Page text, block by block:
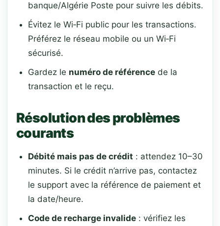
banque/Algérie Poste pour suivre les débits.
Évitez le Wi‑Fi public pour les transactions.
Préférez le réseau mobile ou un Wi‑Fi
sécurisé.
Gardez le numéro de référence de la
transaction et le reçu.
Résolution des problèmes
courants
Débité mais pas de crédit : attendez 10–30
minutes. Si le crédit n’arrive pas, contactez
le support avec la référence de paiement et
la date/heure.
Code de recharge invalide : vérifiez les